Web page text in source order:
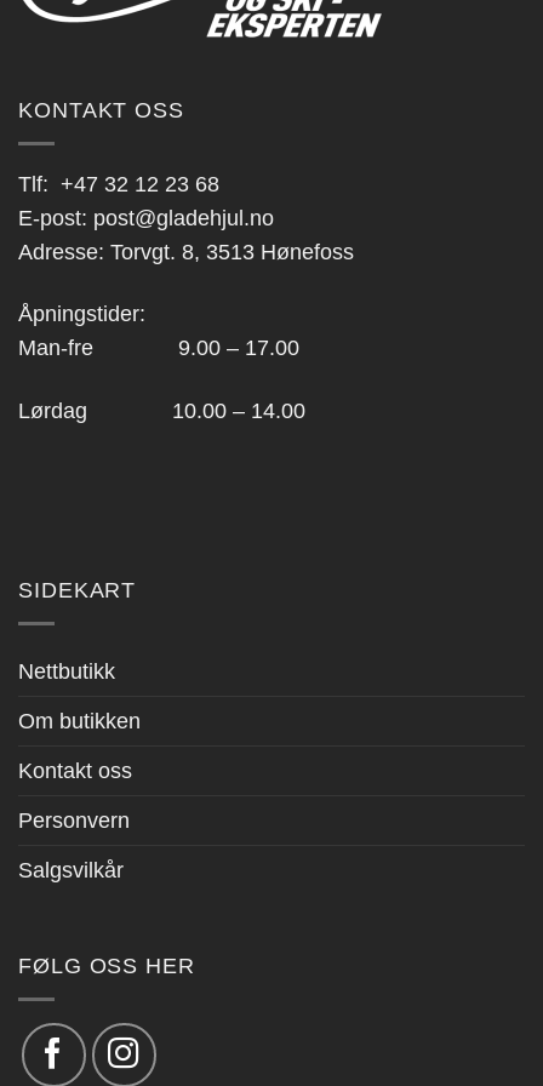
KONTAKT OSS
Tlf: +47 32 12 23 68
E-post: post@gladehjul.no
Adresse: Torvgt. 8, 3513 Hønefoss
Åpningstider:
Man-fre 9.00 – 17.00
Lørdag 10.00 – 14.00
SIDEKART
Nettbutikk
Om butikken
Kontakt oss
Personvern
Salgsvilkår
FØLG OSS HER